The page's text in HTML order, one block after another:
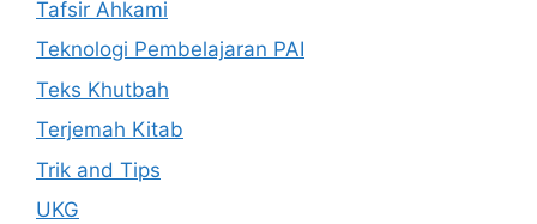
Tafsir Ahkami
Teknologi Pembelajaran PAI
Teks Khutbah
Terjemah Kitab
Trik and Tips
UKG